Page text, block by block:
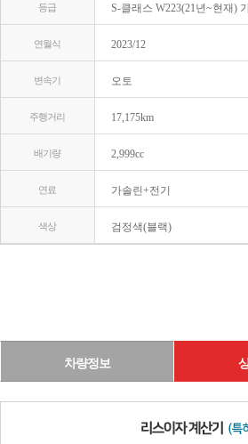
등급 S-클래스 W223(21년~현재)
연월식 2023/12
변속기 오토
주행거리 17,175km
배기량 2,999cc
연료 가솔린+전기
색상 검정색(블랙)
차량정보